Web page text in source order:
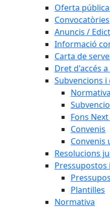
Oferta
Convocatòries
Anuncis /
Informació
Carta de
Dret d'accés
Subvencions i
Fons
Convenis
Convenis
Resolucions
Pressupostos
Plantilles
Normativa